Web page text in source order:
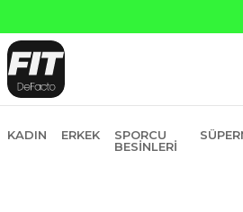
KADIN ERKEK
SPORCU
BESINLERI